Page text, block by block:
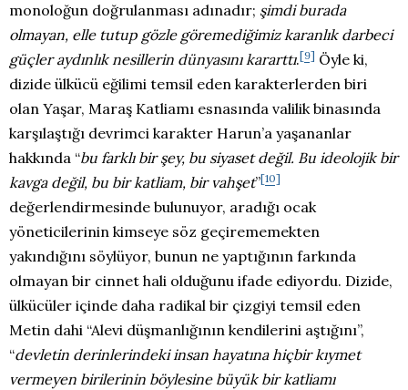
monoloğun doğrulanması adınadır; şimdi burada
olmayan, elle tutup gözle göremediğimiz karanlık darbeci
güçler aydınlık nesillerin dünyasını kararttı.[9] Öyle ki,
dizide ülkücü eğilimi temsil eden karakterlerden biri
olan Yaşar, Maraş Katliamı esnasında valilik binasında
karşılaştığı devrimci karakter Harun’a yaşananlar
hakkında “bu farklı bir şey, bu siyaset değil. Bu ideolojik bir
kavga değil, bu bir katliam, bir vahşet”[10]
değerlendirmesinde bulunuyor, aradığı ocak
yöneticilerinin kimseye söz geçirememekten
yakındığını söylüyor, bunun ne yaptığının farkında
olmayan bir cinnet hali olduğunu ifade ediyordu. Dizide,
ülkücüler içinde daha radikal bir çizgiyi temsil eden
Metin dahi “Alevi düşmanlığının kendilerini aştığını”,
“devletin derinlerindeki insan hayatına hiçbir kıymet
vermeyen birilerinin böylesine büyük bir katliamı